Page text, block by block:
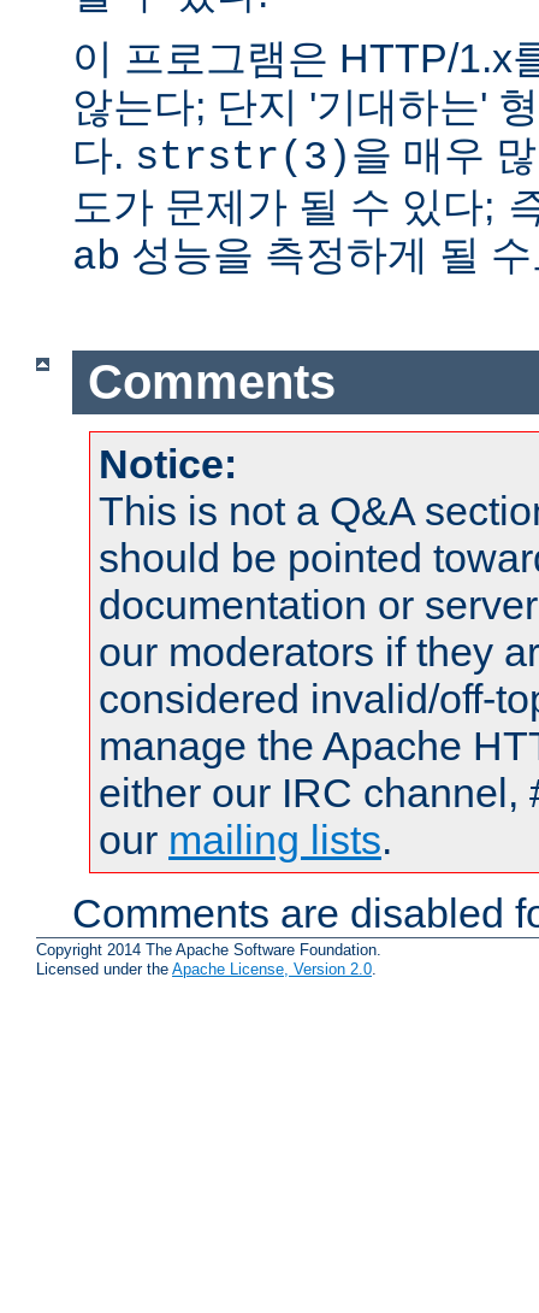
이 프로그램은 HTTP/1.x
않는다; 단지 '기대하는'
다. strstr(3)을 매우
도가 문제가 될 수 있다;
ab 성능을 측정하게 될
Comments
Notice:
This is not a Q&A
should be pointed
documentation or
our moderators if they
considered invalid/off-
manage the Apache
either our IRC channel,
our mailing lists.
Comments are disabled
Copyright 2014 The Apache Software Foundation.
Licensed under the Apache License, Version 2.0.